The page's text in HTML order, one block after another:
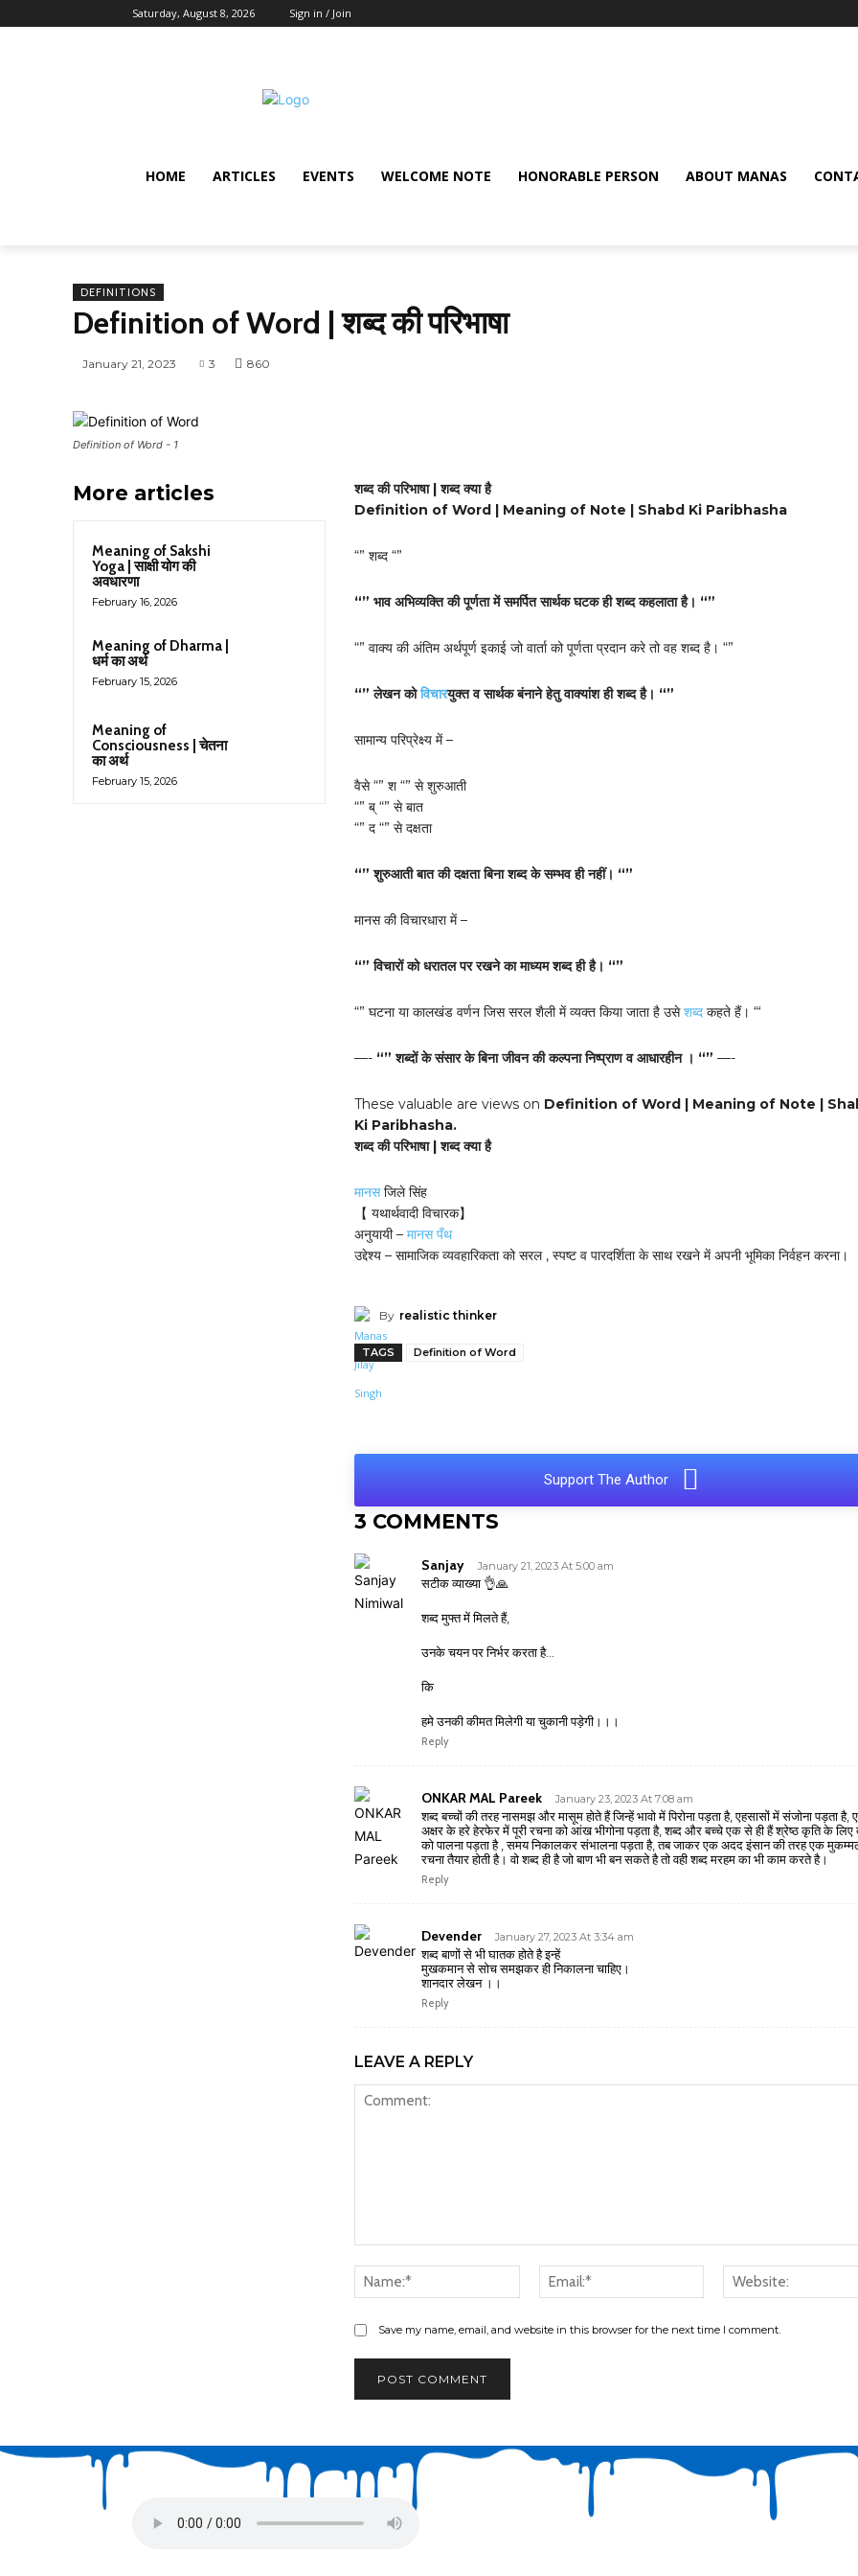
Saturday, August 8, 2026 Sign in / Join
HOME ARTICLES EVENTS WELCOME NOTE HONORABLE PERSON ABOUT MANAS
DEFINITIONS
Definition of Word | शब्द की परिभाषा
January 21, 2023 3 860
Definition of Word - 1
More articles
Meaning of Sakshi
Yoga | साक्षी योग की
अवधारणा
February 16, 2026
Meaning of Dharma |
धर्म का अर्थ
February 15, 2026
Meaning of
Consciousness | चेतना
का अर्थ
February 15, 2026
शब्द की परिभाषा | शब्द क्या है
Definition of Word | Meaning of Note | Shabd Ki Paribhasha
“” शब्द “”
“” भाव अभिव्यक्ति की पूर्णता में समर्पित सार्थक घटक ही शब्द कहलाता है। “”
“” वाक्य की अंतिम अर्थपूर्ण इकाई जो वार्ता को पूर्णता प्रदान करे तो वह शब्द है। “”
“” लेखन कोविचारयुक्त व सार्थक बंनाने हेतु वाक्यांश ही शब्द है। “”
सामान्य परिप्रेक्ष्य में –
वैसे “” श “” से शुरुआती
“” ब् “” से बात
“” द “” से दक्षता
“” शुरुआती बात की दक्षता बिना शब्द के सम्भव ही नहीं। “”
मानस की विचारधारा में –
“” विचारों को धरातल पर रखने का माध्यम शब्द ही है। “”
“” घटना या कालखंड वर्णन जिस सरल शैली में व्यक्त किया जाता है उसेशब्दकहते हैं। “‘
—-“” शब्दों के संसार के बिना जीवन की कल्पना निष्प्राण व आधारहीन । “” —-
These valuable are views on Definition of Word | Meaning of Note |
Ki Paribhasha.
शब्द की परिभाषा | शब्द क्या है
मानसजिले सिंह
【 यथार्थवादी विचारक】
अनुयायी – मानस पँथ
उद्देश्य – सामाजिक व्यवहारिकता को सरल , स्पष्ट व पारदर्शिता के साथ रखने में अपनी भूमिका निर्वहन करना।
By realistic thinker
TAGS Definition of Word
Support The Author
3 COMMENTS
Sanjay January 21, 2023 At 5:00 am
सटीक व्याख्या 👌🙏
शब्द मुफ्त में मिलते हैं,
उनके चयन पर निर्भर करता है…
कि
हमे उनकी कीमत मिलेगी या चुकानी पड़ेगी।।।
Reply
ONKAR MAL Pareek January 23, 2023 At 7:08 am
शब्द बच्चों की तरह नासमझ और मासूम होते हैं जिन्हें भावो में पिरोना पड़ता है, एहसासों में संजोना पड़ता है,
अक्षर के हरे हेरफेर में पूरी रचना को आंख भीगोना पड़ता है, शब्द और बच्चे एक से ही हैं श्रेष्ठ कृति के लिए
को पालना पड़ता है , समय निकालकर संभालना पड़ता है, तब जाकर एक अदद इंसान की तरह एक
रचना तैयार होती है। वो शब्द ही है जो बाण भी बन सकते है तो वही शब्द मरहम का भी काम करते है।
Reply
Devender January 27, 2023 At 3:34 am
शब्द बाणों से भी घातक होते है इन्हें
मुखकमान से सोच समझकर ही निकालना चाहिए।
शानदार लेखन ‌‌‌‌‌।।
Reply
LEAVE A REPLY
Name:*
Email:*
Save my name, email, and website in this browser for the next time I comment.